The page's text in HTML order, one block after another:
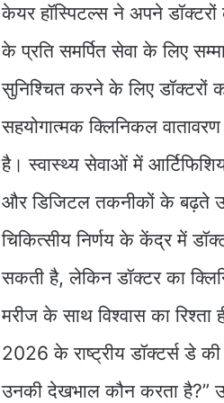
केयर हॉस्पिटल्स ने अपने
के प्रति समर्पित सेवा के लिए
सुनिश्चित करने के लिए डॉक्टरों
सहयोगात्मक क्लिनिकल
है। स्वास्थ्य सेवाओं में
और डिजिटल तकनीकों के बढ़ते
चिकित्सीय निर्णय के केंद्र में
सकती है, लेकिन डॉक्टर का
मरीज के साथ विश्वास का रिश्ता
2026 के राष्ट्रीय डॉक्टर्स डे
उनकी देखभाल कौन करता है?”